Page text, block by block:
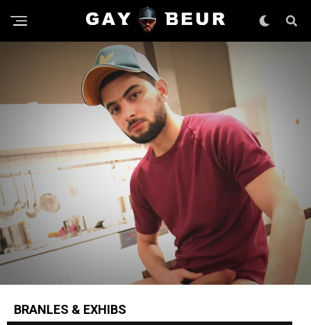
BRANLES & EXHIBS